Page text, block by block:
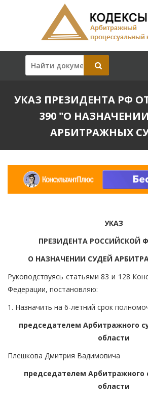
УКАЗ ПРЕЗИДЕНТА РФ ОТ
390 "О
АРБИТРАЖНЫХ
УКАЗ
ПРЕЗИДЕНТА РОССИЙСКОЙ
О НАЗНАЧЕНИИ СУДЕЙ
Руководствуясь статьями 83 и 128
Федерации, постановляю:
1. Назначить на 6-летний срок
председателем Арбитражного
области
Плешкова Дмитрия Вадимовича
председателем Арбитражного
области